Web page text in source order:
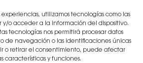
experiencias, utilizamos tecnologías como las
y/o acceder a la información del dispositivo.
tecnologías nos permitirá procesar datos
de navegación o las identificaciones únicas
o retirar el consentimiento, puede afectar
características y funciones.
ENVIAR